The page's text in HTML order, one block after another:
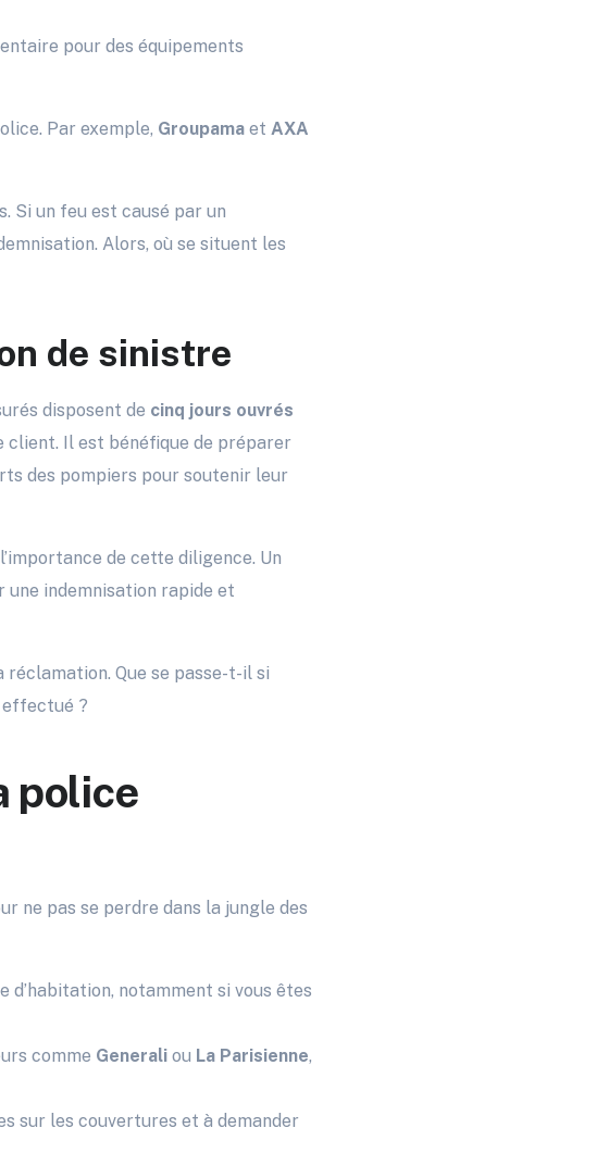
pour des équipements
Par exemple, Groupama et AXA
Si un feu est causé par un
Alors, où se situent les
de sinistre
disposent de cinq jours ouvrés
client. Il est bénéfique de préparer
des pompiers pour soutenir leur
de cette diligence. Un
une indemnisation rapide et
Que se passe-t-il si
effectué ?
police
ne pas se perdre dans la jungle des
d’habitation, notamment si vous êtes
comme Generali ou La Parisienne,
sur les couvertures et à demander